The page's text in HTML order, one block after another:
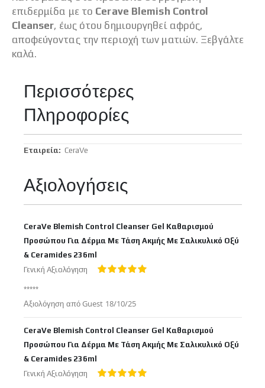
επιδερμίδα με το Cerave Blemish Control
Cleanser, έως ότου δημιουργηθεί αφρός,
αποφεύγοντας την περιοχή των ματιών. Ξεβγάλτε
καλά.
Περισσότερες
Πληροφορίες
ΠερισσότερεςCeraVe
Αξιολογήσεις
CeraVe Blemish Control Cleanser Gel Καθαρισμού
Προσώπου Για Δέρμα Με Τάση Ακμής Με Σαλικυλικό Οξύ
& Ceramides 236ml
Γενική Αξιολόγηση
*****
Αξιολόγηση απόGuest Δημοσιεύτηκε
στις
18/10/25
CeraVe Blemish Control Cleanser Gel Καθαρισμού
Προσώπου Για Δέρμα Με Τάση Ακμής Με Σαλικυλικό Οξύ
& Ceramides 236ml
Γενική Αξιολόγηση